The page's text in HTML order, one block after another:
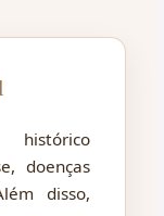
histórico
doenças
disso,